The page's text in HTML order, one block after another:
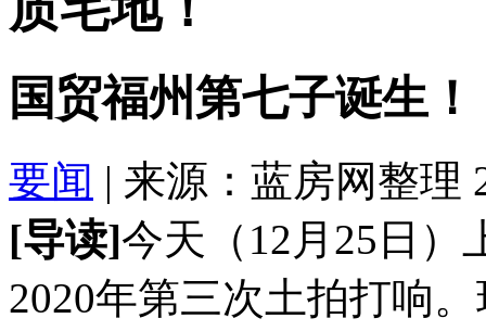
国贸福州第七子诞生！
要闻 | 来源：蓝房网整理
[导读]今天（12月25日）
2020年第三次土拍打响